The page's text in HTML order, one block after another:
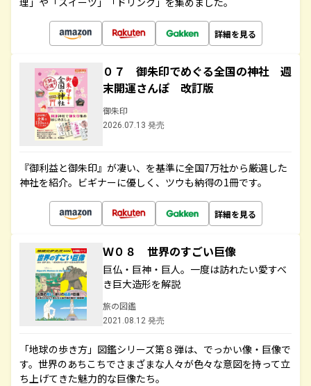
詳細を見る
０７ 御朱印でめぐる全国の神社 週
末開運さんぽ 改訂版
御朱印
2026.07.13 発売
『御利益と御朱印』が凄い、を基準に全国7万社から厳選した
神社を紹介。ビギナーに優しく、ツウも納得の1冊です。
詳細を見る
Ｗ０８ 世界のすごい巨像
巨仏・巨神・巨人。一度は訪れたい愛すべ
き巨大造形を解説
旅の図鑑
2021.08.12 発売
「地球の歩き方」図鑑シリーズ第８弾は、でっかい像・巨像で
す。世界のあちこちでさまざまな人々が色々な意図を持って立
ち上げてきた魅力的な巨像たち。